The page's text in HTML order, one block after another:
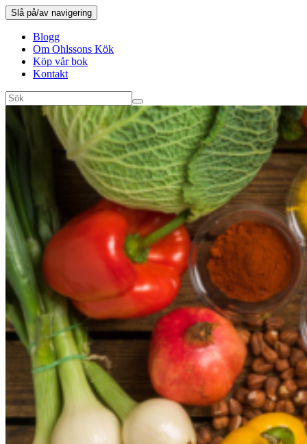
Slå på/av navigering
Blogg
Om Ohlssons Kök
Köp vår bok
Kontakt